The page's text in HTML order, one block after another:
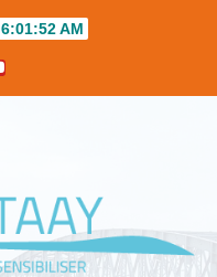
6:01:53 AM